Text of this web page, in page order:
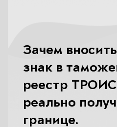
Зачем
знак в
реестр
реально
границе.